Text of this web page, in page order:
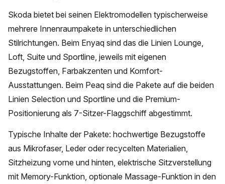
Skoda bietet bei seinen Elektromodellen typischerweise
mehrere Innenraumpakete in unterschiedlichen
Stilrichtungen. Beim Enyaq sind das die Linien Lounge,
Loft, Suite und Sportline, jeweils mit eigenen
Bezugstoffen, Farbakzenten und Komfort-
Ausstattungen. Beim Peaq sind die Pakete auf die beiden
Linien Selection und Sportline und die Premium-
Positionierung als 7-Sitzer-Flaggschiff abgestimmt.
Typische Inhalte der Pakete: hochwertige Bezugstoffe
aus Mikrofaser, Leder oder recycelten Materialien,
Sitzheizung vorne und hinten, elektrische Sitzverstellung
mit Memory-Funktion, optionale Massage-Funktion in den